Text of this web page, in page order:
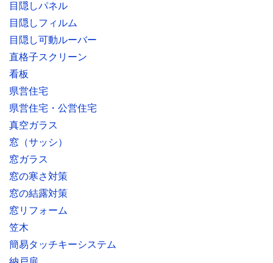
目隠しパネル
目隠しフィルム
目隠し可動ルーバー
直格子スクリーン
看板
県営住宅
県営住宅・公営住宅
真空ガラス
窓（サッシ）
窓ガラス
窓の寒さ対策
窓の結露対策
窓リフォーム
笠木
簡易タッチキーシステム